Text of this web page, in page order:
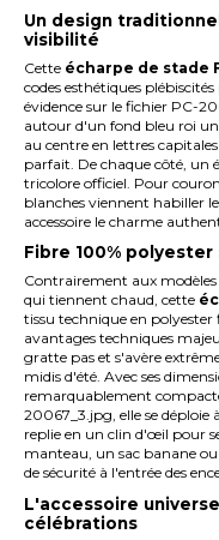
Un design
visibilité
Cette écharpe de stade
codes esthétiques
évidence sur le fichier PC-
autour d'un fond bleu roi
au centre en lettres
parfait. De chaque côté, un
tricolore officiel. Pour
blanches viennent habiller
accessoire le charme
Fibre 100%
Contrairement aux
qui tiennent chaud, cette
tissu technique en
avantages techniques
gratte pas et s'avère
midis d'été. Avec ses
remarquablement
20067_3.jpg, elle se déploie
replie en un clin d'œil pour
manteau, un sac banane ou
de sécurité à l'entrée des
L'accessoire
célébrations